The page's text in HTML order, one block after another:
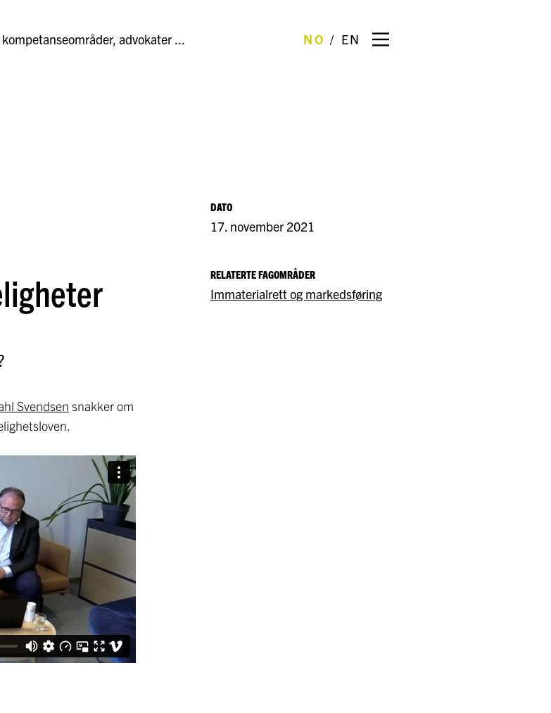
NO EN
Svendsen snakker om
DATO
17. november 2021
RELATERTE FAGOMRÅDER
Immaterialrett og markedsføring